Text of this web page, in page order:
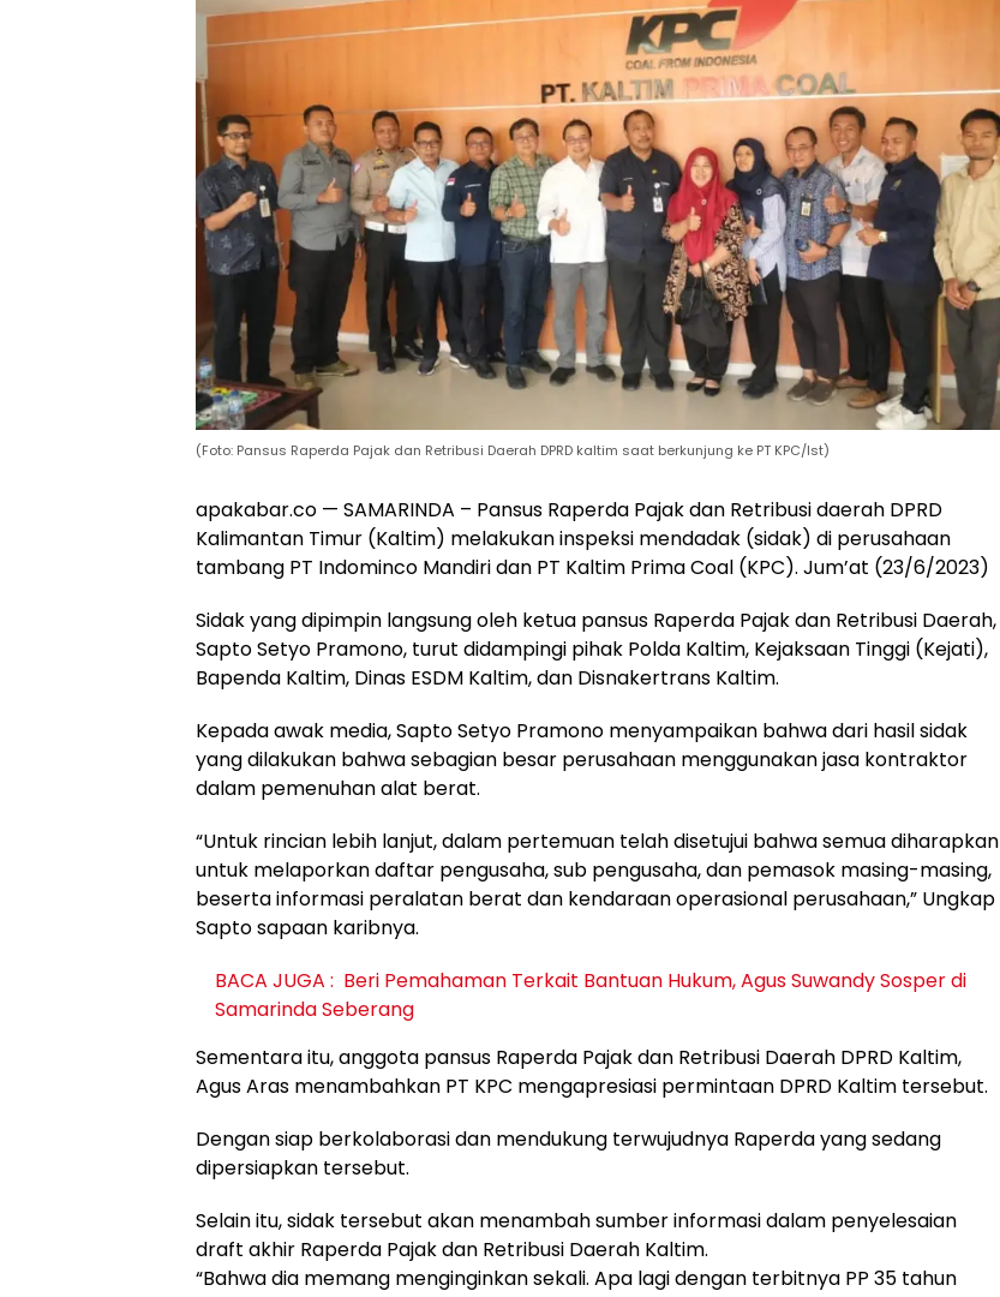
(Foto: Pansus Raperda Pajak dan Retribusi Daerah DPRD kaltim saat berkunjung ke PT KPC/Ist)
apakabar.co — SAMARINDA – Pansus Raperda Pajak dan Retribusi daerah DPRD
Kalimantan Timur (Kaltim) melakukan inspeksi mendadak (sidak) di perusahaan
tambang PT Indominco Mandiri dan PT Kaltim Prima Coal (KPC). Jum’at (23/6/2023)
Sidak yang dipimpin langsung oleh ketua pansus Raperda Pajak dan Retribusi Daerah,
Sapto Setyo Pramono, turut didampingi pihak Polda Kaltim, Kejaksaan Tinggi (Kejati),
Bapenda Kaltim, Dinas ESDM Kaltim, dan Disnakertrans Kaltim.
Kepada awak media, Sapto Setyo Pramono menyampaikan bahwa dari hasil sidak
yang dilakukan bahwa sebagian besar perusahaan menggunakan jasa kontraktor
dalam pemenuhan alat berat.
“Untuk rincian lebih lanjut, dalam pertemuan telah disetujui bahwa semua diharapkan
untuk melaporkan daftar pengusaha, sub pengusaha, dan pemasok masing-masing,
beserta informasi peralatan berat dan kendaraan operasional perusahaan,” Ungkap
Sapto sapaan karibnya.
BACA JUGA : Beri Pemahaman Terkait Bantuan Hukum, Agus Suwandy Sosper di
Samarinda Seberang
Sementara itu, anggota pansus Raperda Pajak dan Retribusi Daerah DPRD Kaltim,
Agus Aras menambahkan PT KPC mengapresiasi permintaan DPRD Kaltim tersebut.
Dengan siap berkolaborasi dan mendukung terwujudnya Raperda yang sedang
dipersiapkan tersebut.
Selain itu, sidak tersebut akan menambah sumber informasi dalam penyelesaian
draft akhir Raperda Pajak dan Retribusi Daerah Kaltim.
“Bahwa dia memang menginginkan sekali. Apa lagi dengan terbitnya PP 35 tahun